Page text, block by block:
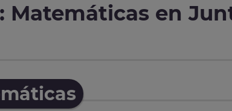
Matemáticas en